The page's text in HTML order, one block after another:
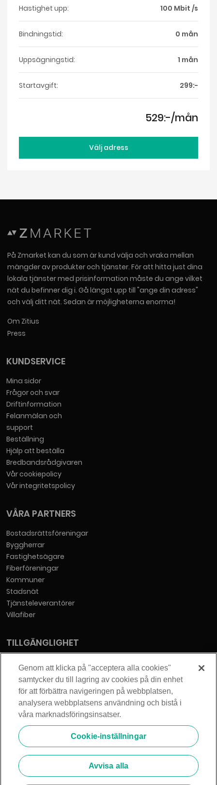
Hastighet upp: 100 Mbit /s
Bindningstid: 0 mån
Uppsägningstid: 1 mån
Startavgift: 299:-
529:-/mån
Välj adress
På Zmarket kan du som är kund välja och vraka mellan
mängder av produkter och tjänster. För att hitta just dina
lokala tjänster med prisinformation måste du ange vilket
nät du befinner dig i. Gå längst upp till "ange din adress"
och välj ditt nät. Sedan är möjligheterna enorma!
Om Zitius
Press
KUNDSERVICE
Mina sidor
Frågor och svar
Driftinformation
Felanmälan och
support
Beställning
Hjälp att beställa
Bredbandsrådgivaren
Vår cookiepolicy
Vår integritetspolicy
VÅRA PARTNERS
Bostadsrättsföreningar
Byggherrar
Fastighetsägare
Fiberföreningar
Kommuner
Stadsnät
Tjänsteleverantörer
Villafiber
TILLGÄNGLIGHET
Tillgänglighetsredogörelse
KONTAKT
Telia Sverige AB
Orgnummer: 556430-0142
Säte: Stockholm
info@zmarket.se
Genom att klicka på "acceptera alla cookies"
samtycker du till lagring av cookies på din enhet
för att förbättra navigeringen på webbplatsen,
analysera webbplatsens användning och bistå i
våra marknadsföringsinsatser.
Cookie-inställningar
Avvisa alla